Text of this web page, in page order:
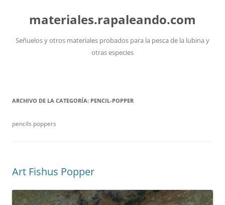
contenidomateriales.rapaleando.com
Señuelos y otros materiales probados para la pesca de la lubina y
otras especies
ARCHIVO DE LA CATEGORÍA: PENCIL-POPPER
pencils poppers
Art Fishus Popper